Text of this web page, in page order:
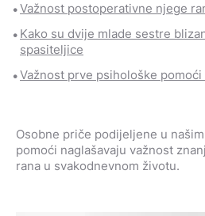
Važnost postoperativne njege
Kako su dvije mlade sestre
spasiteljice
Važnost prve psihološke
Osobne priče podijeljene u
pomoći naglašavaju važnost
rana u svakodnevnom životu.